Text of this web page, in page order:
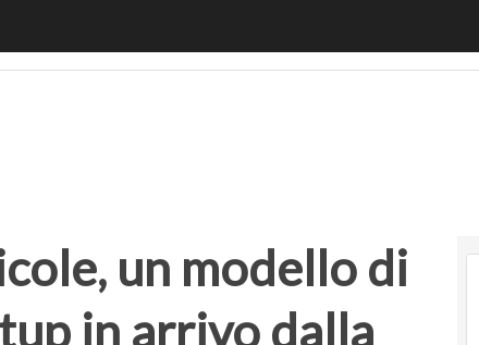
un modello di
in arrivo dalla